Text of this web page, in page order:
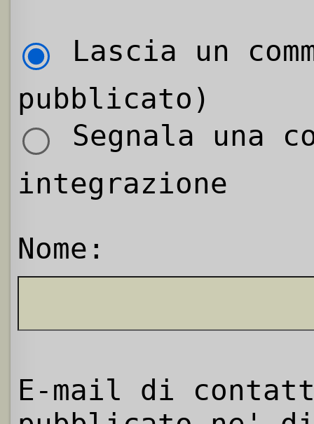
Lascia un
pubblicato)
Segnala una
integrazione
Nome:
E-mail di